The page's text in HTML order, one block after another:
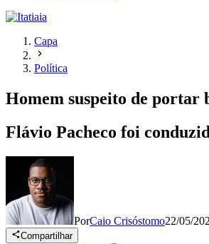
Capa
Política
Homem suspeito de portar
Flávio Pacheco foi
PorCaio Crisóstomo22/05/
Compartilhar